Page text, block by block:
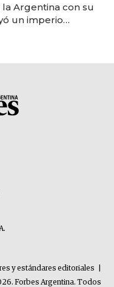
Argentina con su
un imperio
y estándares editoriales
Forbes Argentina. Todos